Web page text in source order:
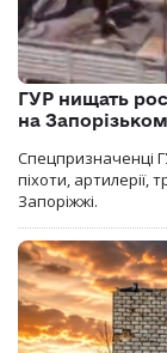
ГУР нищать
на
Спецпризначенці
піхоти, артилерії,
Запоріжжі.